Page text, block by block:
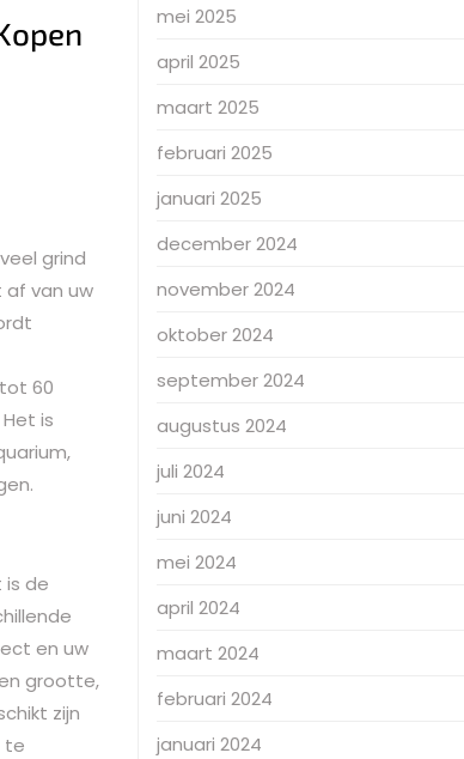
grind
af van uw
60
is
is de
en uw
grootte,
zijn
te
mei 2025
april 2025
maart 2025
februari 2025
januari 2025
december 2024
november 2024
oktober 2024
september 2024
augustus 2024
juli 2024
juni 2024
mei 2024
april 2024
maart 2024
februari 2024
januari 2024